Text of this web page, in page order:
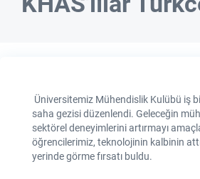
Üniversitemiz Mühendislik Kulübü iş
saha gezisi düzenlendi. Geleceğin
sektörel deneyimlerini artırmayı
öğrencilerimiz, teknolojinin kalbinin
yerinde görme fırsatı buldu.